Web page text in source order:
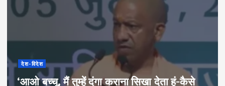
देश-विदेश
‘आओ बच्चू, मैं तुम्हें दंगा कराना सिखा देता हूं-कैसे